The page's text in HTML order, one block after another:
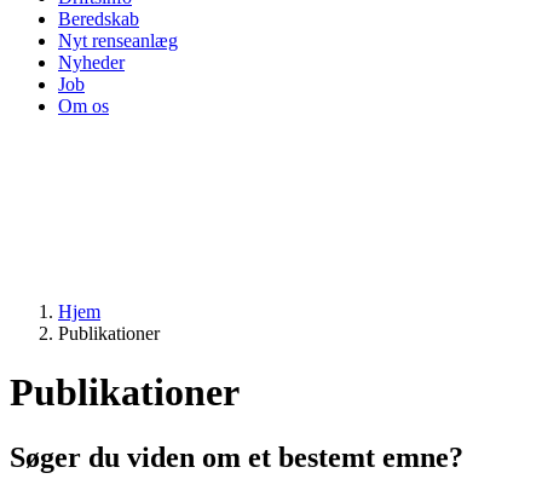
Beredskab
Nyt renseanlæg
Nyheder
Job
Om os
Hjem
Publikationer
Publikationer
Søger du viden om et bestemt emne?